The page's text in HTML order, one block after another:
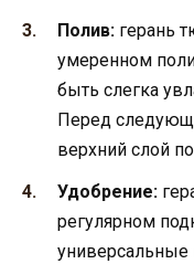
Полив: герань
умеренном
быть слегка
Перед
верхний слой
Удобрение:
регулярном